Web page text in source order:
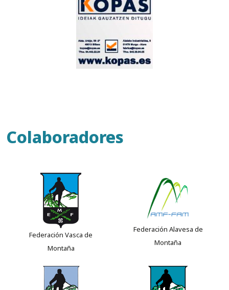
Colaboradores
Federación Vasca de
Montaña
Federación Alavesa de
Montaña